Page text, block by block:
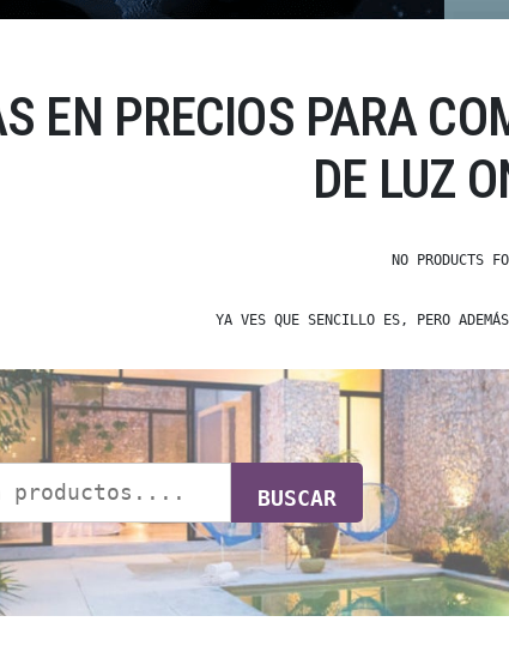
EN PRECIOS PARA
DE LUZ
NO PRODUCTS
YA VES QUE SENCILLO ES, PERO
BUSCAR